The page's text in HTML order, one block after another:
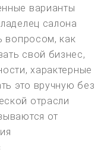
варианты
салона
вопросом, как
свой бизнес,
характерные
это вручную без
отрасли
от